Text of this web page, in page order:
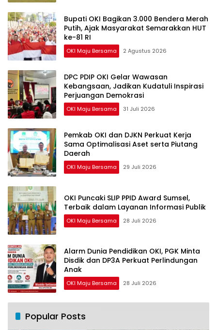
Bupati OKI Bagikan 3.000 Bendera Merah
Putih, Ajak Masyarakat Semarakkan HUT
ke-81 RI
OKI Maju Bersama 2 Agustus 2026
DPC PDIP OKI Gelar Wawasan
Kebangsaan, Jadikan Kudatuli Inspirasi
Perjuangan Demokrasi
OKI Maju Bersama 31 Juli 2026
Pemkab OKI dan DJKN Perkuat Kerja
Sama Optimalisasi Aset serta Piutang
Daerah
OKI Maju Bersama 29 Juli 2026
OKI Puncaki SLIP PPID Award Sumsel,
Terbaik dalam Layanan Informasi Publik
OKI Maju Bersama 28 Juli 2026
Alarm Dunia Pendidikan OKI, PGK Minta
Disdik dan DP3A Perkuat Perlindungan
Anak
OKI Maju Bersama 28 Juli 2026
Popular Posts